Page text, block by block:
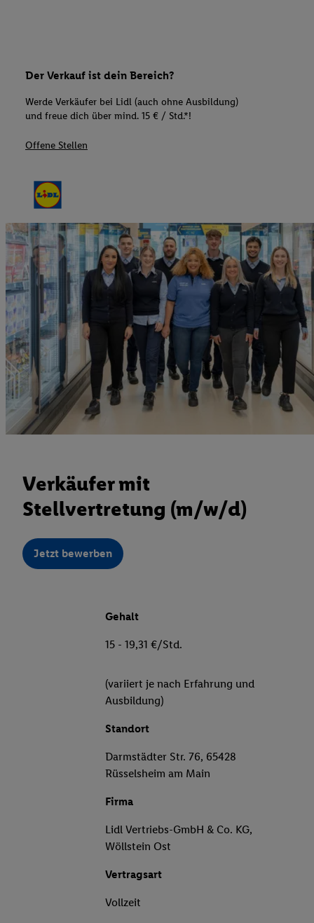
Der Verkauf ist dein Bereich?
Werde Verkäufer bei Lidl (auch ohne Ausbildung)
und freue dich über mind. 15 € / Std.*!
Offene Stellen
Verkäufer mit
Stellvertretung (m/w/d)
Jetzt bewerben
Gehalt
15 - 19,31 €/Std.
(variiert je nach Erfahrung und
Ausbildung)
Standort
Darmstädter Str. 76, 65428
Rüsselsheim am Main
Firma
Lidl Vertriebs-GmbH & Co. KG,
Wöllstein Ost
Vertragsart
Vollzeit